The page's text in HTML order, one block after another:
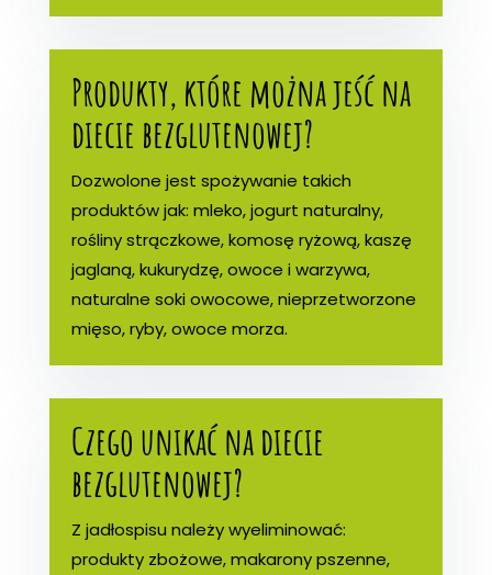
Produkty, które można jeść na
diecie bezglutenowej?
Dozwolone jest spożywanie takich
produktów jak: mleko, jogurt naturalny,
rośliny strączkowe, komosę ryżową, kaszę
jaglaną, kukurydzę, owoce i warzywa,
naturalne soki owocowe, nieprzetworzone
mięso, ryby, owoce morza.
Czego unikać na diecie
bezglutenowej?
Z jadłospisu należy wyeliminować:
produkty zbożowe, makarony pszenne,